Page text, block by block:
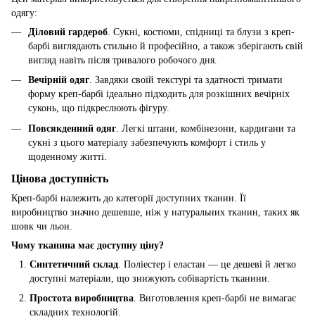
одягу:
Діловий гардероб. Сукні, костюми, спідниці та блузи з креп-
барбі виглядають стильно й професійно, а також зберігають свій
вигляд навіть після тривалого робочого дня.
Вечірній одяг. Завдяки своїй текстурі та здатності тримати
форму креп-барбі ідеально підходить для розкішних вечірніх
суконь, що підкреслюють фігуру.
Повсякденний одяг . Легкі штани, комбінезони, кардигани та
сукні з цього матеріалу забезпечують комфорт і стиль у
щоденному житті.
Цінова доступність
Креп-барбі належить до категорії доступних тканин. Її
виробництво значно дешевше, ніж у натуральних тканин, таких як
шовк чи льон.
Чому тканина має доступну ціну?
Синтетичний склад . Поліестер і еластан — це дешеві й легко
доступні матеріали, що знижують собівартість тканини.
Простота виробництва. Виготовлення креп-барбі не вимагає
складних технологій.